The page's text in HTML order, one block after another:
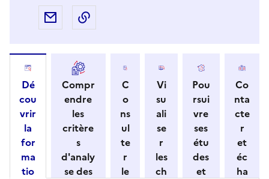
Partager par e-mail
Dé
cou
vrir
la
for
ma
tio
Compr
endre
les
critère
s
d'analy
se des
C
o
ns
ul
te
r
le
Vi
su
ali
se
r
les
ch
Pou
rsui
vre
ses
étu
des
et
Co
nta
cte
r
et
éc
ha